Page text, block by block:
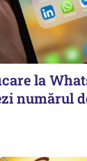
la
numărul